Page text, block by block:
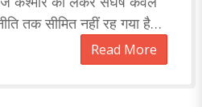
तक सीमित नहीं रह गया है।
Read More